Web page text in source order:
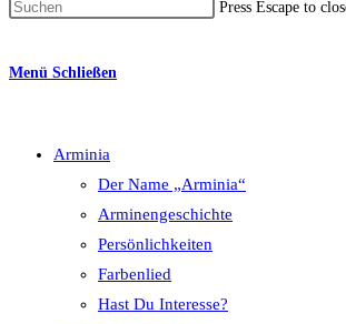
Press Escape to
Menü Schließen
Arminia
Der Name „Arminia“
Arminengeschichte
Persönlichkeiten
Farbenlied
Hast Du Interesse?